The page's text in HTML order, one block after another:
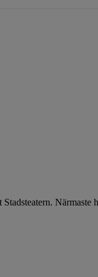
Närmaste